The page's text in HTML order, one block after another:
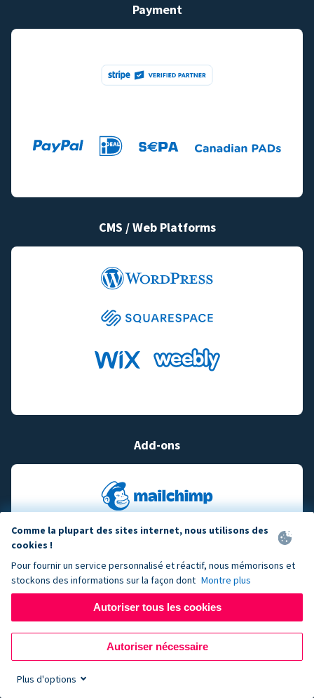
Payment
CMS / Web Platforms
Add-ons
Comme la plupart des sites internet, nous utilisons des
cookies !
Pour fournir un service personnalisé et réactif, nous mémorisons et
stockons des informations sur la façon dont Montre plus
Autoriser tous les cookies
Autoriser nécessaire
Plus d'options